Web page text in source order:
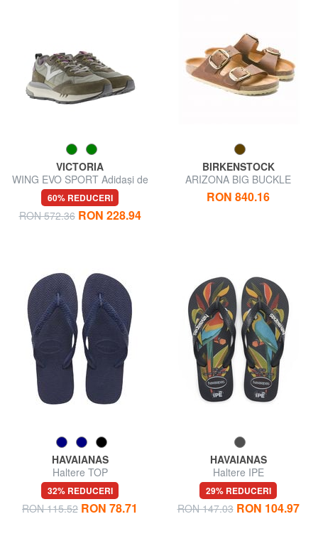
VICTORIA
WING EVO SPORT Adidași de
alergare unisex
60% REDUCERI
RON 572.36 RON 228.94
BIRKENSTOCK
ARIZONA BIG BUCKLE
Sandale din piele unsă
RON 840.16
HAVAIANAS
Haltere TOP
32% REDUCERI
RON 115.52 RON 78.71
HAVAIANAS
Haltere IPE
29% REDUCERI
RON 147.03 RON 104.97